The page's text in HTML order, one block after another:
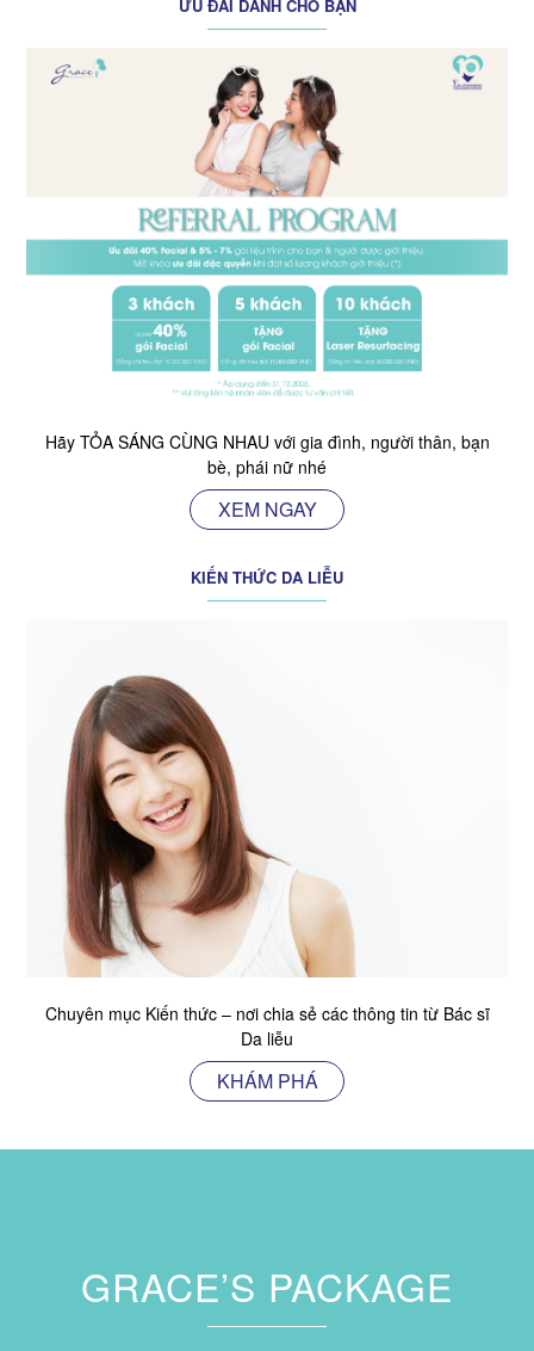
ƯU ĐÃI DÀNH CHO BẠN
Hãy TỎA SÁNG CÙNG NHAU với gia đình, người thân, bạn
bè, phái nữ nhé
XEM NGAY
KIẾN THỨC DA LIỄU
Chuyên mục Kiến thức – nơi chia sẻ các thông tin từ Bác sĩ
Da liễu
KHÁM PHÁ
GRACE’S PACKAGE